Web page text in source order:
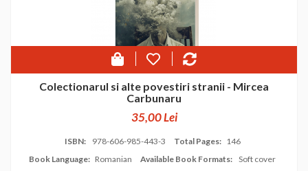
Colectionarul si alte povestiri stranii - Mircea
Carbunaru
35,00 Lei
ISBN: 978-606-985-443-3 Total Pages: 146
Book Language: Romanian Available Book Formats: Soft cover